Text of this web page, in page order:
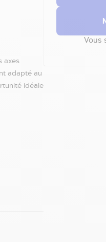
Vous
axes
adapté au
idéale